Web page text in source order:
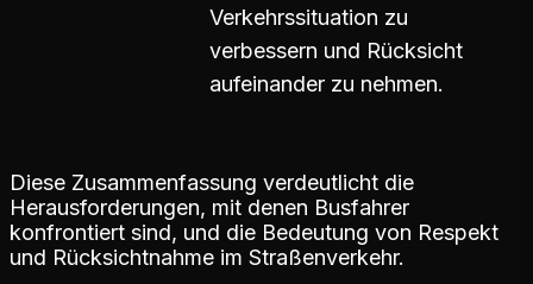
Verkehrssituation zu
verbessern und Rücksicht
aufeinander zu nehmen.
Diese Zusammenfassung verdeutlicht die
Herausforderungen, mit denen Busfahrer
konfrontiert sind, und die Bedeutung von Respekt
und Rücksichtnahme im Straßenverkehr.